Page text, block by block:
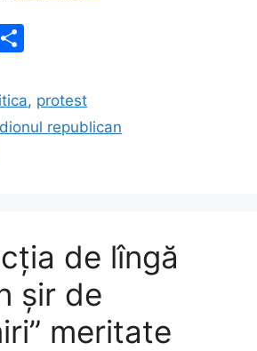
ar
e
, protest
republican
de lîngă
șir de
meritate